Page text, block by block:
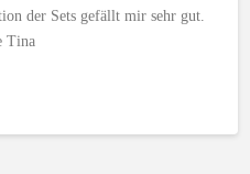
der Sets gefällt mir sehr gut.
Tina